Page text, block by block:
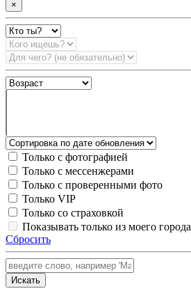
×
Только с фотографией
Только с мессенжерами
Только с проверенными фото
Только VIP
Только со страховкой
Показывать только из моего города
Сбросить
Искать